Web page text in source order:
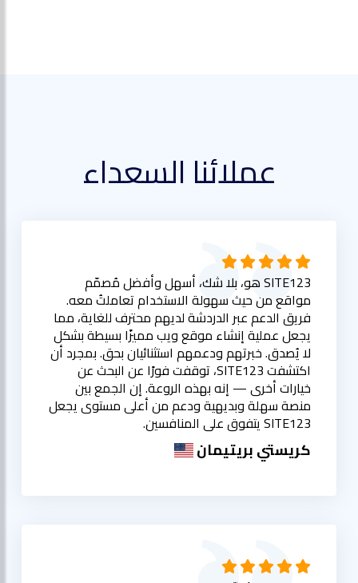
عملائنا السعداء
SITE123 هو، بلا شك، أسهل وأفضل مُصمّم
مواقع من حيث سهولة الاستخدام تعاملتُ معه.
فريق الدعم عبر الدردشة لديهم محترف للغاية، مما
يجعل عملية إنشاء موقع ويب مميزًا بسيطة بشكل
لا يُصدق. خبرتهم ودعمهم استثنائيان بحق. بمجرد أن
اكتشفت SITE123، توقفت فورًا عن البحث عن
خيارات أخرى — إنه بهذه الروعة. إن الجمع بين
منصة سهلة وبديهية ودعم من أعلى مستوى يجعل
SITE123 يتفوق على المنافسين.
كريستي بريتيمان